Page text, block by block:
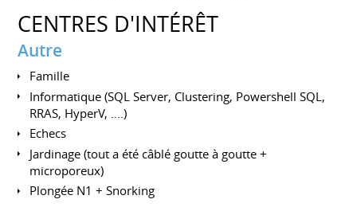
CENTRES D'INTÉRÊT
Autre
Famille
Informatique (SQL Server, Clustering, Powershell SQL,
RRAS, HyperV, ....)
Echecs
Jardinage (tout a été câblé goutte à goutte +
microporeux)
Plongée N1 + Snorking